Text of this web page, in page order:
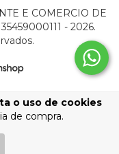
o uso de cookies
de compra.
E COMERCIO DE
- 2026.